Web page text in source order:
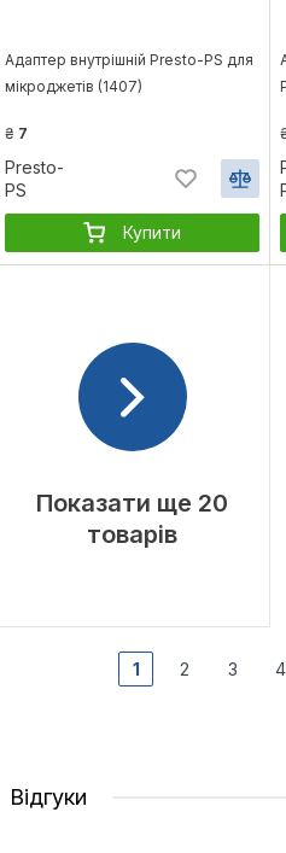
Адаптер внутрішній Presto-PS для
мікроджетів (1407)
₴ 7
Presto-
PS
Купити
Показати ще 20
товарів
1 2 3 4
Відгуки